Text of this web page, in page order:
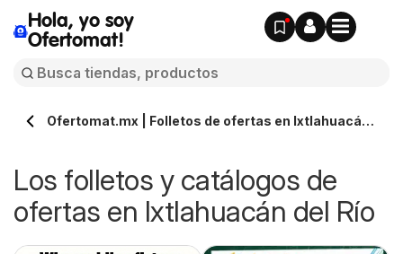
Hola, yo soy
Ofertomat!
Ofertomat.mx | Folletos de ofertas en Ixtlahuacán
Los folletos y catálogos de
ofertas en Ixtlahuacán del Río